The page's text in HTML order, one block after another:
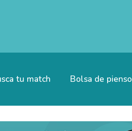
tu match Bolsa de pienso